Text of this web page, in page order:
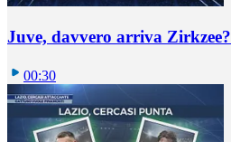
Juve, davvero arriva Zirkzee?
00:30